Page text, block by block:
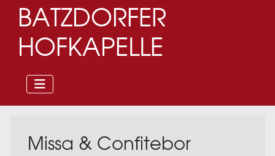
BATZDORFER
HOFKAPELLE
Missa & Confitebor